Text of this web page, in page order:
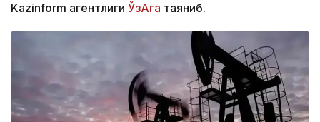
Kazinform агентлиги ЎзАга таяниб.